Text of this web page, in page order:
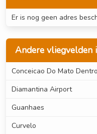
Er is nog geen adres
Andere vliegvelden
Conceicao Do Mato Dentro
Diamantina Airport
Guanhaes
Curvelo